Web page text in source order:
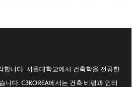
합니다. 서울대학교에서 건축학을 전공한
다. C3KOREA에서는 건축 비평과 인터